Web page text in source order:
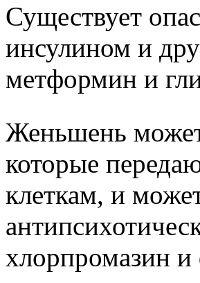
Существует
инсулином и
метформин и
Женьшень
которые
клеткам, и
хлорпромазин